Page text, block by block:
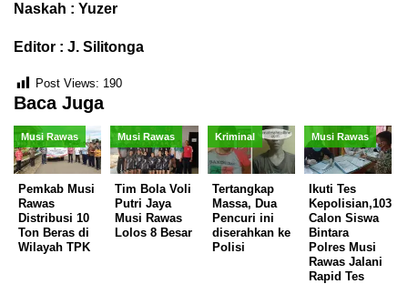
Naskah : Yuzer
Editor : J. Silitonga
Post Views: 190
Baca Juga
Musi Rawas
Pemkab Musi
Rawas
Distribusi 10
Ton Beras di
Wilayah TPK
Musi Rawas
Tim Bola Voli
Putri Jaya
Musi Rawas
Lolos 8 Besar
Kriminal
Tertangkap
Massa, Dua
Pencuri ini
diserahkan ke
Polisi
Musi Rawas
Ikuti Tes
Kepolisian,103
Calon Siswa
Bintara
Polres Musi
Rawas Jalani
Rapid Tes